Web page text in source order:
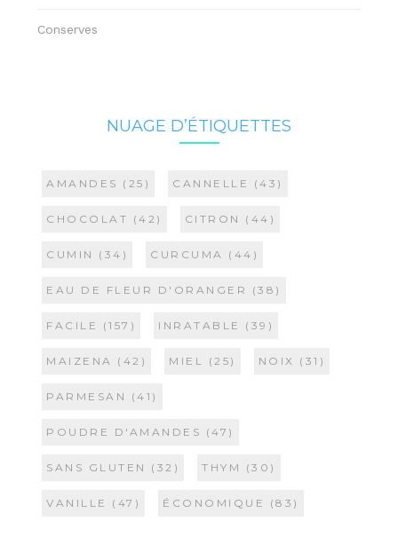
Conserves
NUAGE D’ÉTIQUETTES
AMANDES (25) CANNELLE (43)
CHOCOLAT (42) CITRON (44)
CUMIN (34) CURCUMA (44)
EAU DE FLEUR D'ORANGER (38)
FACILE (157) INRATABLE (39)
MAIZENA (42) MIEL (25) NOIX (31)
PARMESAN (41)
POUDRE D'AMANDES (47)
SANS GLUTEN (32) THYM (30)
VANILLE (47) ÉCONOMIQUE (83)